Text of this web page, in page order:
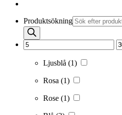
Produktsökning
Ljusblå (1)
Rosa (1)
Rose (1)